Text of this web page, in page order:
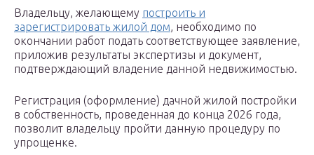
Владельцу, желающему построить и
зарегистрировать жилой дом, необходимо по
окончании работ подать соответствующее заявление,
приложив результаты экспертизы и документ,
подтверждающий владение данной недвижимостью.
Регистрация (оформление) дачной жилой постройки
в собственность, проведенная до конца 2026 года,
позволит владельцу пройти данную процедуру по
упрощенке.